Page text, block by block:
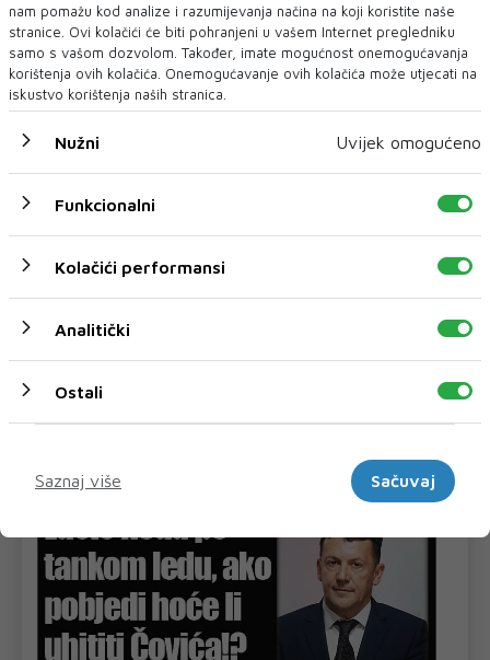
REPUBLIKA SRPSKA
Isplata mirovina za srpanj tekuće, 2026. godine, u Republici
Srpskoj počinje danas a u t...
nam pomažu kod analize i razumijevanja načina na koji koristite naše
stranice. Ovi kolačići će biti pohranjeni u vašem Internet pregledniku
samo s vašom dozvolom. Također, imate mogućnost onemogućavanja
korištenja ovih kolačića. Onemogućavanje ovih kolačića može utjecati na
iskustvo korištenja naših stranica.
Nužni Uvijek omogućeno
Funkcionalni
Kolačići performansi
Analitički
Ostali
Saznaj više
Sačuvaj